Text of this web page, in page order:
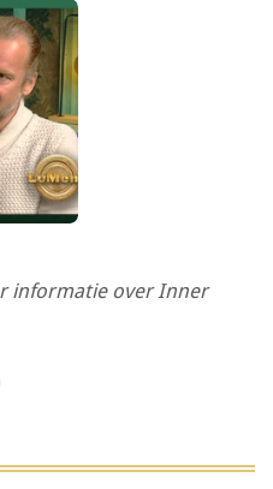
informatie over Inner